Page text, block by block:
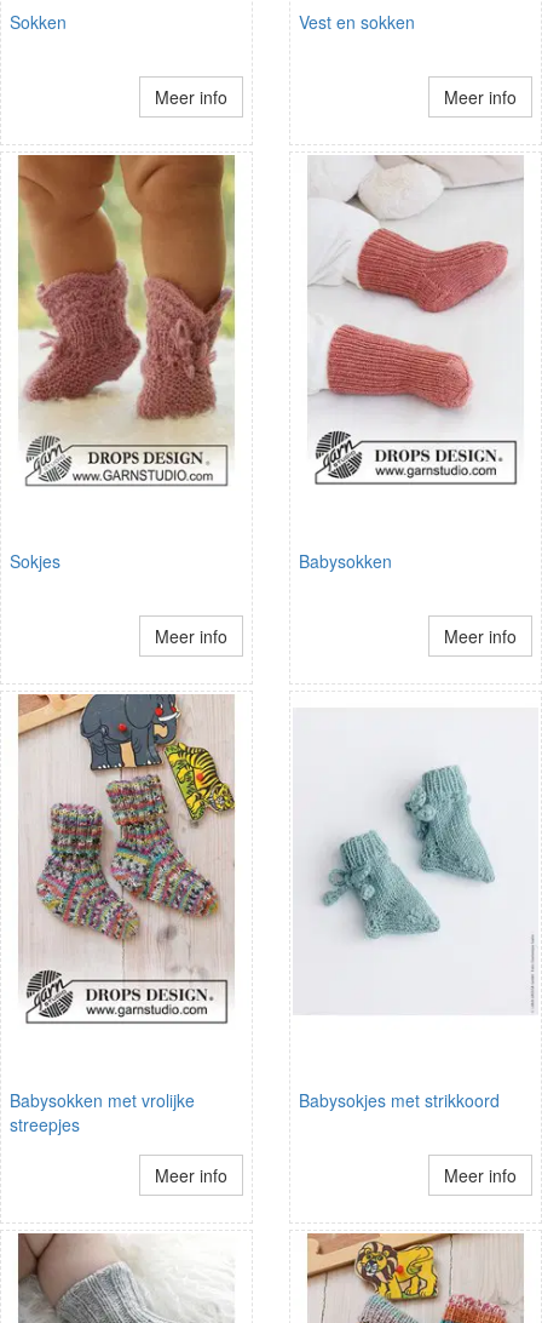
Sokken
Meer info
Vest en sokken
Meer info
Sokjes
Meer info
Babysokken
Meer info
Babysokken met vrolijke
streepjes
Meer info
Babysokjes met strikkoord
Meer info